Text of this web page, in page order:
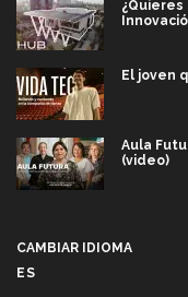
El joven
Aula
(video)
CAMBIAR IDIOMA
ES